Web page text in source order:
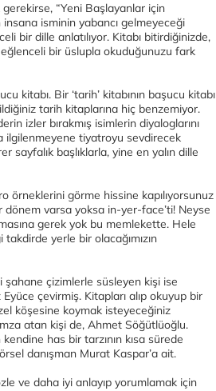
“Yeni Başlayanlar için
isminin yabancı gelmeyeceği
bir dille anlatılıyor. Kitabı bitirdiğinizde,
bir üslupla okuduğunuzu fark
kitabı. Bir ‘tarih’ kitabının başucu kitabı
tarih kitaplarına hiç benzemiyor.
izler bırakmış isimlerin diyaloglarını
ilgilenmeyene tiyatroyu sevdirecek
başlıklarla, yine en yalın dille
görme hissine kapılıyorsunuz
varsa yoksa in-yer-face’ti! Neyse
gerek yok bu memlekette. Hele
yerle bir olacağımızın
şahane çizimlerle süsleyen kişi ise
çevirmiş. Kitapları alıp okuyup bir
köşesine koymak isteyeceğiniz
atan kişi de, Ahmet Söğütlüoğlu.
kendine has bir tarzının kısa sürede
danışman Murat Kaspar’a ait.
ve daha iyi anlayıp yorumlamak için